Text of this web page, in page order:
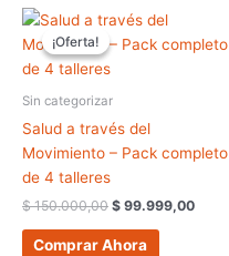
¡Oferta!
¡Oferta!
Sin categorizar
Salud a través del
Movimiento – Pack completo
de 4 talleres
$150.000,00
El
original
$ 99.999,00
actual
Comprar Ahora